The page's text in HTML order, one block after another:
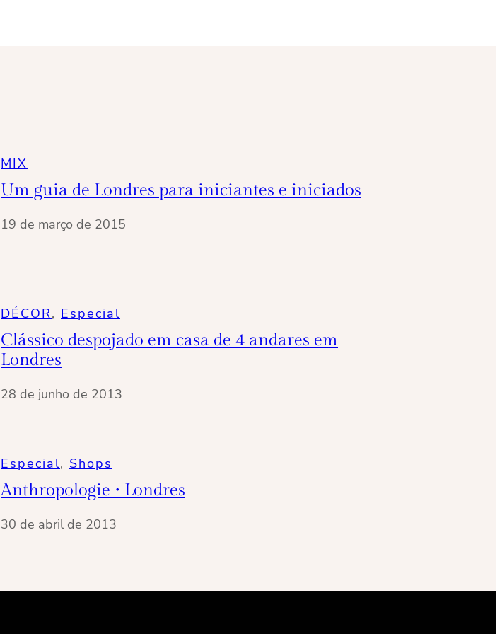
MIX
Um guia de Londres para iniciantes e iniciados
19 de março de 2015
DÉCOR, Especial
Clássico despojado em casa de 4 andares em
Londres
28 de junho de 2013
Especial, Shops
Anthropologie • Londres
30 de abril de 2013